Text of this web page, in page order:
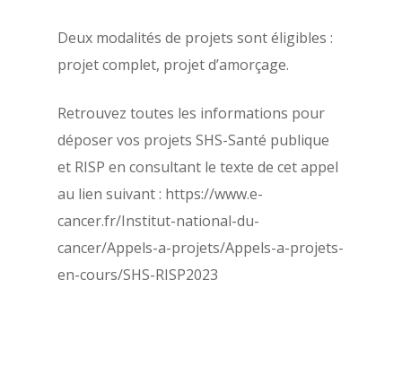
Deux modalités de projets sont éligibles :
projet complet, projet d’amorçage.
Retrouvez toutes les informations pour
déposer vos projets SHS-Santé publique
et RISP en consultant le texte de cet appel
au lien suivant : https://www.e-
cancer.fr/Institut-national-du-
cancer/Appels-a-projets/Appels-a-projets-
en-cours/SHS-RISP2023